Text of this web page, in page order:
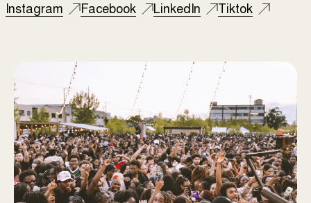
Instagram Facebook LinkedIn Tiktok